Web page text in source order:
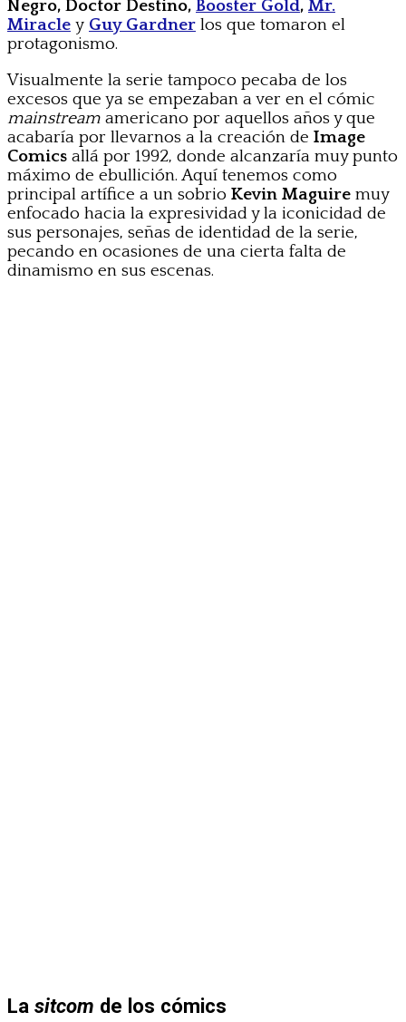
Negro, Doctor Destino, Booster Gold, Mr.
Miracle y Guy Gardner los que tomaron el
protagonismo.
Visualmente la serie tampoco pecaba de los
excesos que ya se empezaban a ver en el cómic
mainstream americano por aquellos años y que
acabaría por llevarnos a la creación de Image
Comics allá por 1992, donde alcanzaría muy punto
máximo de ebullición. Aquí tenemos como
principal artífice a un sobrio Kevin Maguire muy
enfocado hacia la expresividad y la iconicidad de
sus personajes, señas de identidad de la serie,
pecando en ocasiones de una cierta falta de
dinamismo en sus escenas.
La sitcom de los cómics